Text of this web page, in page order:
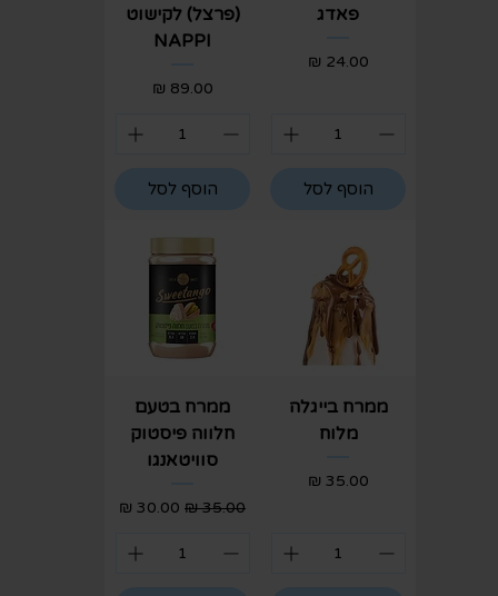
פאדג
מחיר
הוסף לסל
(פרצל) לקישוט
NAPPI
מחיר
הוסף לסל
ממרח בייגלה
מלוח
מחיר
ממרח בטעם
חלווה פיסטוק
סוויטאנגו
מחיר רגיל מחיר מבצע